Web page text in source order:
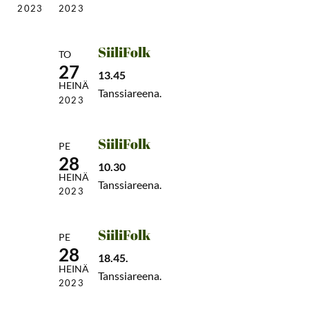
2023 2023
TO
27
HEINÄ
2023
SiiliFolk
13.45
Tanssiareena.
PE
28
HEINÄ
2023
SiiliFolk
10.30
Tanssiareena.
PE
28
HEINÄ
2023
SiiliFolk
18.45.
Tanssiareena.